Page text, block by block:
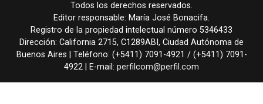
Todos los derechos reservados.
Editor responsable: María José Bonacifa.
Registro de la propiedad intelectual número 5346433
Dirección: California 2715, C1289ABI , Ciudad Autónoma de
Buenos Aires | Teléfono: (+5411) 7091-4921 / (+5411) 7091-
4922 | E-mail: perfilcom@perfil.com